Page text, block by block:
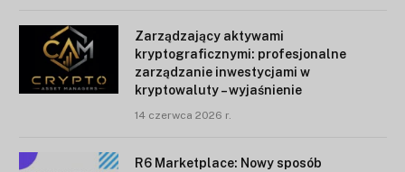
Zarządzający aktywami
kryptograficznymi: profesjonalne
zarządzanie inwestycjami w
kryptowaluty – wyjaśnienie
14 czerwca 2026 r.
R6 Marketplace: Nowy sposób